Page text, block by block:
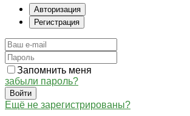
Авторизация
Регистрация
Запомнить меня
забыли пароль?
Войти
Ещё не зарегистрированы?